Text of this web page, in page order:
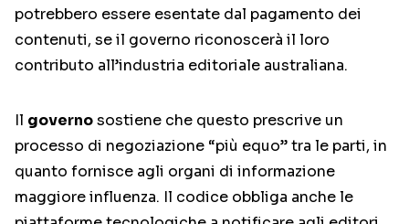
potrebbero essere esentate dal pagamento dei
contenuti, se il governo riconoscerà il loro
contributo all’industria editoriale australiana.
Il governosostiene che questo prescrive un
processo di negoziazione “più equo” tra le parti, in
quanto fornisce agli organi di informazione
maggiore influenza. Il codice obbliga anche le